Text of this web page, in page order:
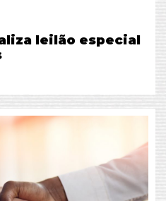
leilão especial